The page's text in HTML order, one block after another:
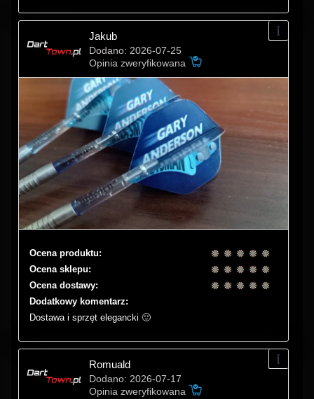
Jakub
Dodano: 2026-07-25
Opinia zweryfikowana
Ocena produktu:
Ocena sklepu:
Ocena dostawy:
Dodatkowy komentarz:
Dostawa i sprzęt elegancki 🙂
Romuald
Dodano: 2026-07-17
Opinia zweryfikowana